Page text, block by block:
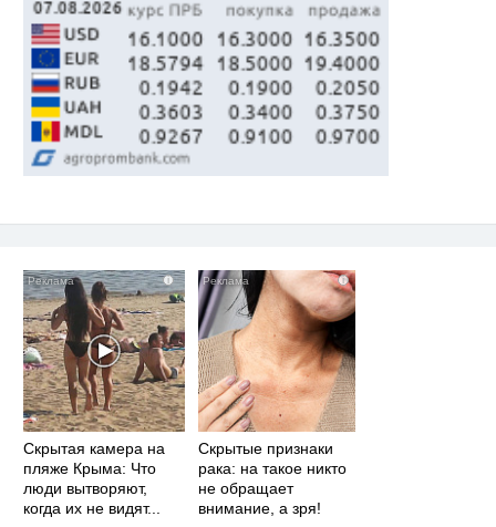
i
Скрытая камера на
пляже Крыма: Что
люди вытворяют,
когда их не видят...
i
Скрытые признаки
рака: на такое никто
не обращает
внимание, а зря!